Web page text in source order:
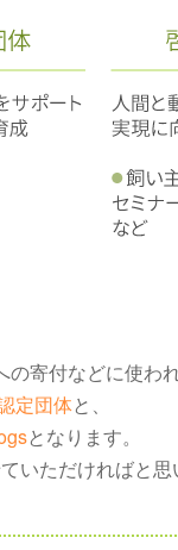
寄付などに使われ
定団体と、
となります。
いただければと思